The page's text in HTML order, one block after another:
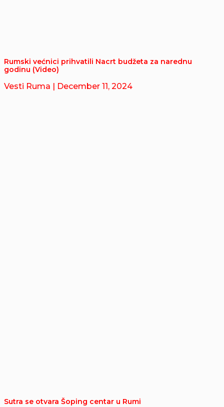
Rumski većnici prihvatili Nacrt budžeta za narednu
godinu (Video)
Vesti Ruma | December 11, 2024
Sutra se otvara Šoping centar u Rumi